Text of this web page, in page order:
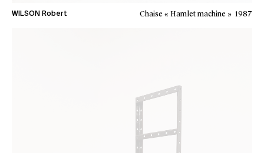
WILSON Robert Chaise « Hamlet machine » 1987